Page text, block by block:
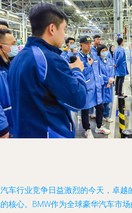
车行业竞争日益激烈的今天，卓越
核心。BMW作为全球豪华汽车市